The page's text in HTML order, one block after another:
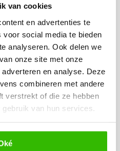
van cookies
en advertenties te
social media te bieden
analyseren. Ook delen we
onze site met onze
en analyse. Deze
combineren met andere
verstrekt of die ze hebben
van hun services.
in
Central
Cake Decorating
wereldwijde
of Excellence”
en